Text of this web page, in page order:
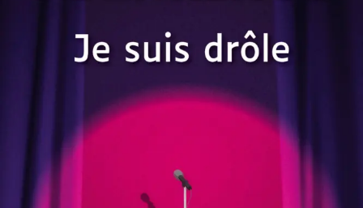
David Foenkinos